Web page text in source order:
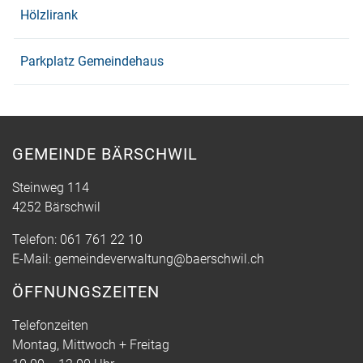
Hölzlirank
Parkplatz Gemeindehaus
GEMEINDE BÄRSCHWIL
Steinweg 114
4252 Bärschwil
Telefon: 061 761 22 10
E-Mail: gemeindeverwaltung@baerschwil.ch
ÖFFNUNGSZEITEN
Telefonzeiten
Montag, Mittwoch + Freitag